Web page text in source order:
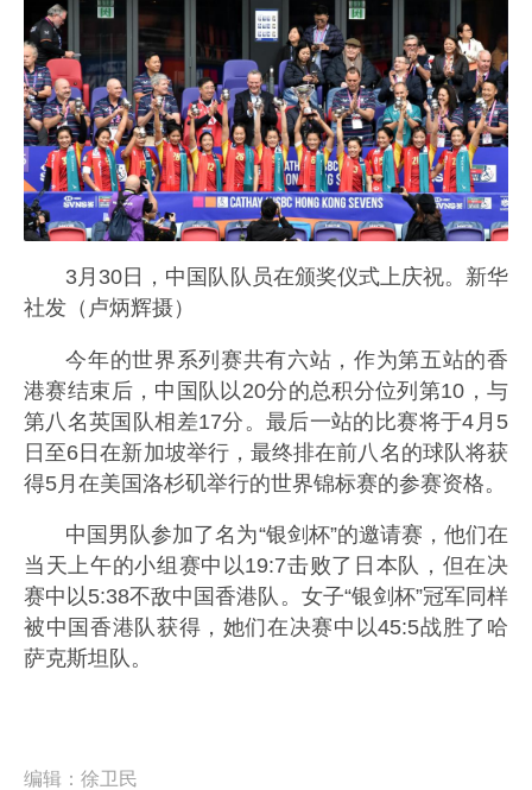
3月30日，中国队队员在颁奖仪式上庆祝。新华
社发（卢炳辉摄）
今年的世界系列赛共有六站，作为第五站的香
港赛结束后，中国队以20分的总积分位列第10，与
第八名英国队相差17分。最后一站的比赛将于4月5
日至6日在新加坡举行，最终排在前八名的球队将获
得5月在美国洛杉矶举行的世界锦标赛的参赛资格。
中国男队参加了名为“银剑杯”的邀请赛，他们在
当天上午的小组赛中以19:7击败了日本队，但在决
赛中以5:38不敌中国香港队。女子“银剑杯”冠军同样
被中国香港队获得，她们在决赛中以45:5战胜了哈
萨克斯坦队。
编辑： 徐卫民